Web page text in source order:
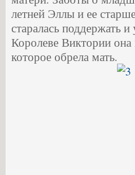
летней Эллы и ее
старалась поддержать
Королеве Виктории
которое обрела мать.